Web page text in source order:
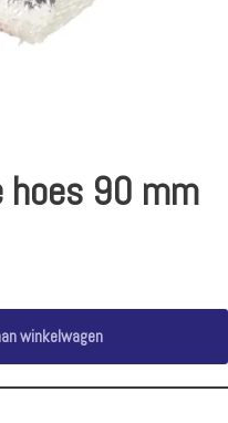
hoes 90 mm
winkelwagen